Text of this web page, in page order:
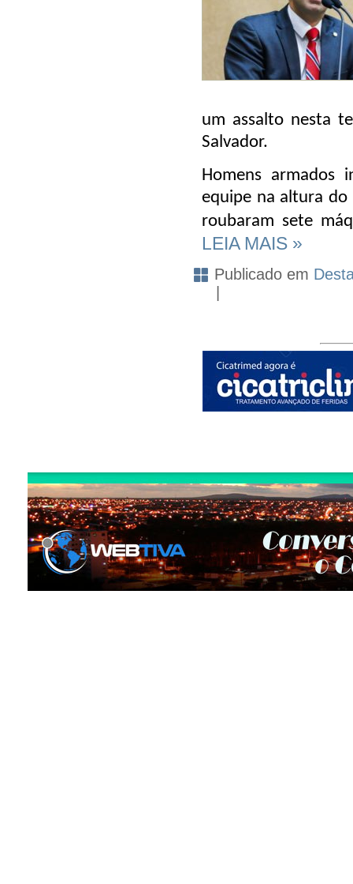
um assalto nesta
Salvador.
Homens armados
equipe na altura do
roubaram sete
LEIA MAIS »
Publicado em